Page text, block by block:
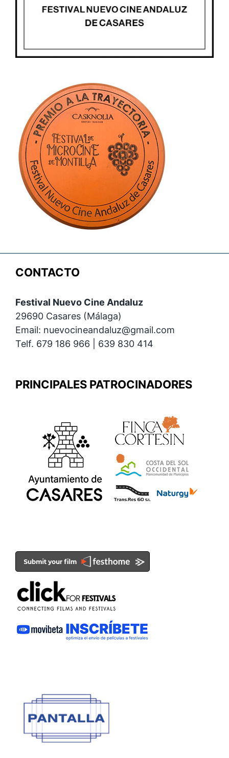
CONTACTO
Festival Nuevo Cine Andaluz
29690 Casares (Málaga)
Email: nuevocineandaluz@gmail.com
Telf. 679 186 966 | 639 830 414
PRINCIPALES PATROCINADORES